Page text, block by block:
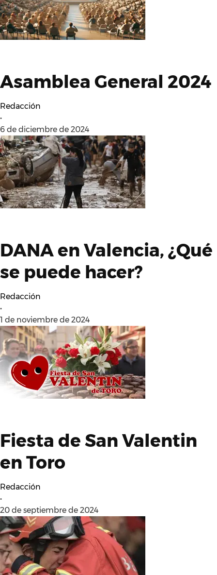
Asamblea General 2024
Redacción
•
6 de diciembre de 2024
DANA en Valencia, ¿Qué
se puede hacer?
Redacción
•
1 de noviembre de 2024
Fiesta de San Valentin
en Toro
Redacción
•
20 de septiembre de 2024